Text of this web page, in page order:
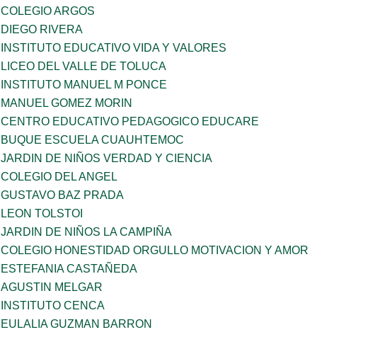
COLEGIO ARGOS
DIEGO RIVERA
INSTITUTO EDUCATIVO VIDA Y VALORES
LICEO DEL VALLE DE TOLUCA
INSTITUTO MANUEL M PONCE
MANUEL GOMEZ MORIN
CENTRO EDUCATIVO PEDAGOGICO EDUCARE
BUQUE ESCUELA CUAUHTEMOC
JARDIN DE NIÑOS VERDAD Y CIENCIA
COLEGIO DEL ANGEL
GUSTAVO BAZ PRADA
LEON TOLSTOI
JARDIN DE NIÑOS LA CAMPIÑA
COLEGIO HONESTIDAD ORGULLO MOTIVACION Y AMOR
ESTEFANIA CASTAÑEDA
AGUSTIN MELGAR
INSTITUTO CENCA
EULALIA GUZMAN BARRON